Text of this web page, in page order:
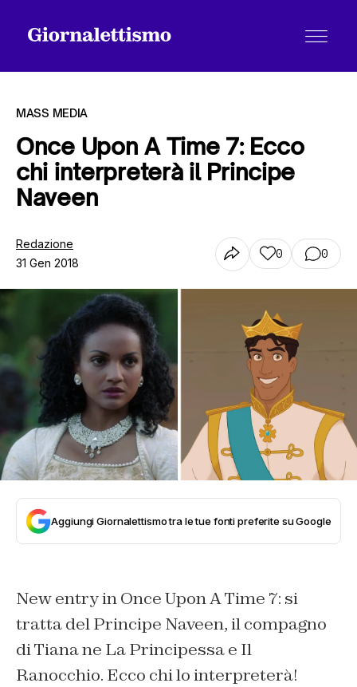
Tutti gli articoli
Chi siamo
MASS MEDIA
Once Upon A Time 7: Ecco
chi interpreterà il Principe
Naveen
Redazione
31 Gen 2018
0 0
Aggiungi Giornalettismo tra le tue fonti preferite su Google
New entry in Once Upon A Time 7: si
tratta del Principe Naveen, il compagno
di Tiana ne La Principessa e Il
Ranocchio. Ecco chi lo interpreterà!